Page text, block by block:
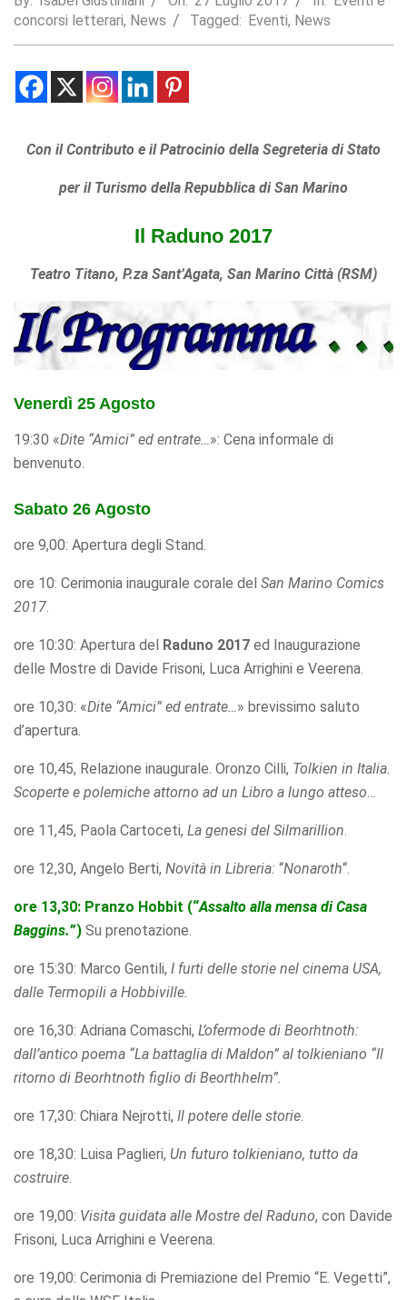
concorsi letterari, News Tagged: Eventi, News
Con il Contributo e il Patrocinio della Segreteria di Stato
per il Turismo della Repubblica di San Marino
Il Raduno 2017
Teatro Titano, P.za Sant’Agata, San Marino Città (RSM)
Venerdì 25 Agosto
19:30 «Dite “Amici” ed entrate…»: Cena informale di
benvenuto.
Sabato 26 Agosto
ore 9,00: Apertura degli Stand.
ore 10: Cerimonia inaugurale corale del San Marino Comics
2017.
ore 10:30: Apertura del Raduno 2017 ed Inaugurazione
delle Mostre di Davide Frisoni, Luca Arrighini e Veerena.
ore 10,30: «Dite “Amici” ed entrate…» brevissimo saluto
d’apertura.
ore 10,45, Relazione inaugurale. Oronzo Cilli, Tolkien in Italia.
Scoperte e polemiche attorno ad un Libro a lungo atteso…
ore 11,45, Paola Cartoceti, La genesi del Silmarillion.
ore 12,30, Angelo Berti, Novità in Libreria: “Nonaroth“.
ore 13,30: Pranzo Hobbit (“Assalto alla mensa di Casa
Baggins.”) Su prenotazione.
ore 15:30: Marco Gentili, I furti delle storie nel cinema USA,
dalle Termopili a Hobbiville.
ore 16,30: Adriana Comaschi, L’ofermode di Beorhtnoth:
dall’antico poema “La battaglia di Maldon” al tolkieniano “Il
ritorno di Beorhtnoth figlio di Beorthhelm”.
ore 17,30: Chiara Nejrotti, Il potere delle storie.
ore 18,30: Luisa Paglieri, Un futuro tolkieniano, tutto da
costruire.
ore 19,00: Visita guidata alle Mostre del Raduno, con Davide
Frisoni, Luca Arrighini e Veerena.
ore 19,00: Cerimonia di Premiazione del Premio “E. Vegetti”,
Statistics
In order for
improve the
website's
structure,
how the
Experience
In order for
our website
to perform
as well as
possible
visit. If you
cookies,
functionality
disappear
website.
Marketing
your
interests
and
you visit our
site, you
increase the
seeing
personalized
offers.